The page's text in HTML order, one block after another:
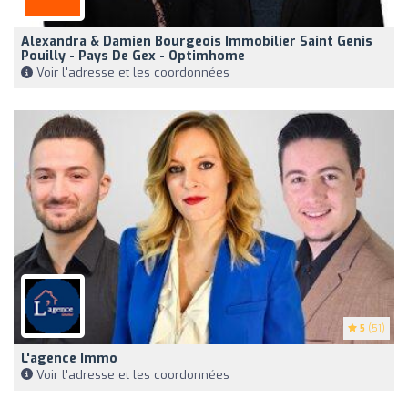
Alexandra & Damien Bourgeois Immobilier Saint Genis
Pouilly - Pays De Gex - Optimhome
Voir l'adresse et les coordonnées
5 (51)
L'agence Immo
Voir l'adresse et les coordonnées